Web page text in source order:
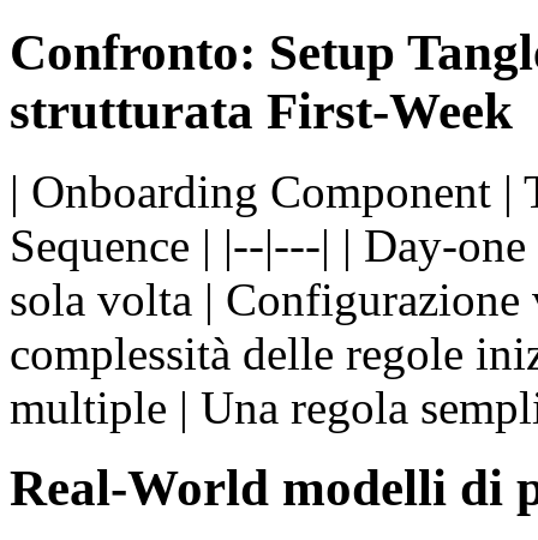
Confronto: Setup
strutturata First-Week
| Onboarding Component |
Sequence | |--|---| | Day-
sola volta |
complessità delle regole
multiple | Una regola
Real-World modelli di